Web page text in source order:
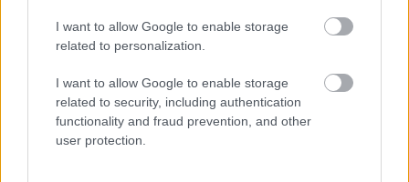
I want to allow Google to enable storage
related to personalization.
I want to allow Google to enable storage
related to security, including authentication
functionality and fraud prevention, and other
user protection.